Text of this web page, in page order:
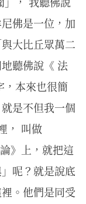
佛是一位，加
大比丘眾萬二
聽佛說《 法
，本來也很簡
是不但我一個
， 叫做
》上，就把這
呢？就是說底
。他們是同受